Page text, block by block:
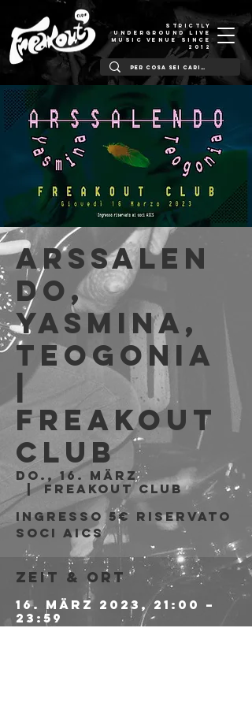
STRICTLY
UNDERGROUND LIVE
MUSIC VENUE SINCE
2012
ARSSALEN
DO,
Yasmina,
Teogonia
|
Freakout
Club
Do., 16. März
  |
Freakout Club
Ingresso 5€ riservato
soci AICS
Zeit & Ort
16. März 2023, 21:00 –
23:59
Freakout Club, Via